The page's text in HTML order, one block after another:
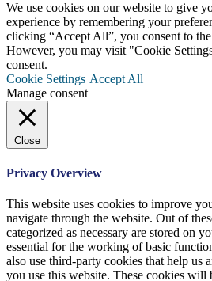
We use cookies on our website to give
experience by remembering your
clicking “Accept All”, you consent to
However, you may visit "Cookie
consent.
Cookie Settings Accept All
Manage consent
Close
Privacy Overview
This website uses cookies to improve
navigate through the website. Out of
categorized as necessary are stored on
essential for the working of basic
also use third-party cookies that help us
you use this website. These cookies will